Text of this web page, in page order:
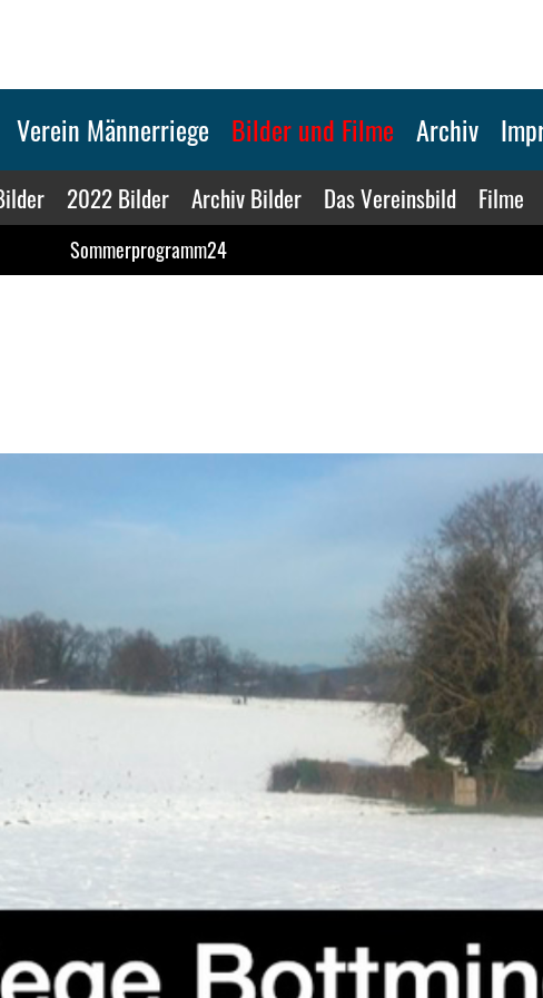
Verein Männerriege Bilder und Filme Archiv
2022 Bilder Archiv Bilder Das Vereinsbild Filme
Sommerprogramm24